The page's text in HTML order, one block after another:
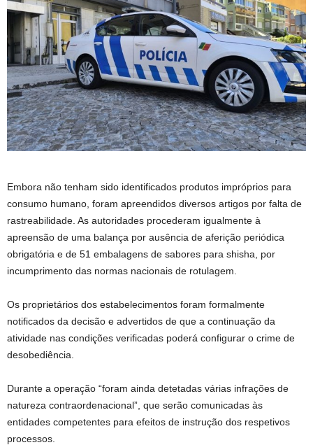
Embora não tenham sido identificados produtos impróprios para
consumo humano, foram apreendidos diversos artigos por falta de
rastreabilidade. As autoridades procederam igualmente à
apreensão de uma balança por ausência de aferição periódica
obrigatória e de 51 embalagens de sabores para shisha, por
incumprimento das normas nacionais de rotulagem.
Os proprietários dos estabelecimentos foram formalmente
notificados da decisão e advertidos de que a continuação da
atividade nas condições verificadas poderá configurar o crime de
desobediência.
Durante a operação “foram ainda detetadas várias infrações de
natureza contraordenacional”, que serão comunicadas às
entidades competentes para efeitos de instrução dos respetivos
processos.